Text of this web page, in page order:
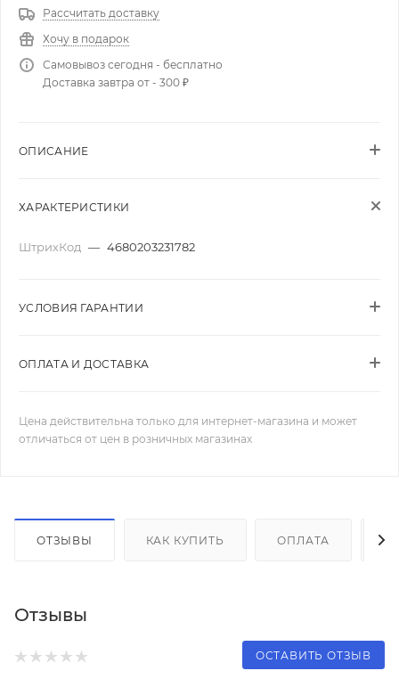
Рассчитать доставку
Хочу в подарок
Самовывоз сегодня - бесплатно
Доставка завтра от - 300 ₽
ОПИСАНИЕ
ХАРАКТЕРИСТИКИ
ШтрихКод — 4680203231782
УСЛОВИЯ ГАРАНТИИ
ОПЛАТА И ДОСТАВКА
Цена действительна только для интернет-магазина и может
отличаться от цен в розничных магазинах
ОТЗЫВЫ КАК КУПИТЬ ОПЛАТА
Отзывы
ОСТАВИТЬ ОТЗЫВ